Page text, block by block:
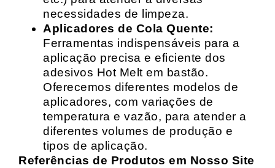
necessidades de limpeza.
Aplicadores de Cola Quente:
Ferramentas indispensáveis para a
aplicação precisa e eficiente dos
adesivos Hot Melt em bastão.
Oferecemos diferentes modelos de
aplicadores, com variações de
temperatura e vazão, para atender a
diferentes volumes de produção e
tipos de aplicação.
Referências de Produtos em Nosso Site